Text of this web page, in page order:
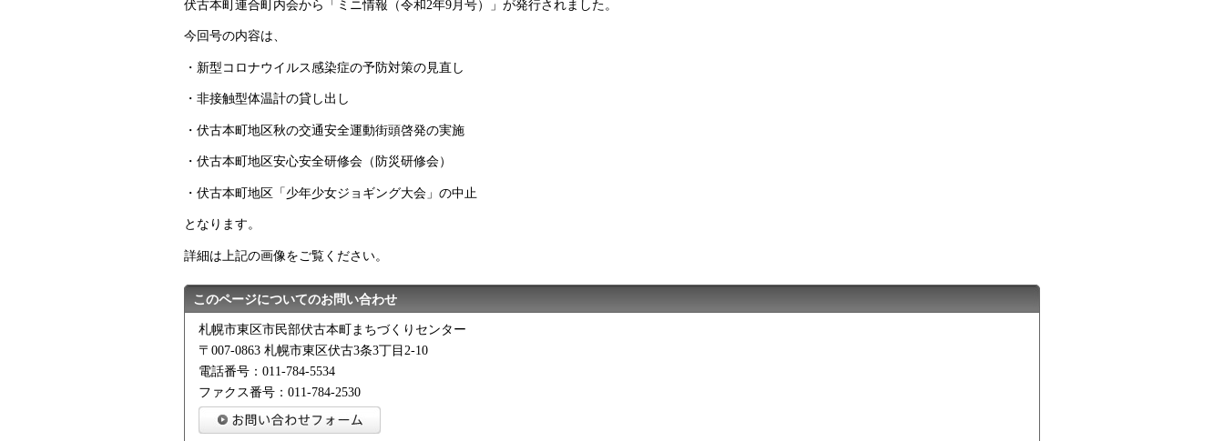
伏古本町連合町内会から「ミニ情報（令和2年9月号）」が発行されました。
今回号の内容は、
・新型コロナウイルス感染症の予防対策の見直し
・非接触型体温計の貸し出し
・伏古本町地区秋の交通安全運動街頭啓発の実施
・伏古本町地区安心安全研修会（防災研修会）
・伏古本町地区「少年少女ジョギング大会」の中止
となります。
詳細は上記の画像をご覧ください。
このページについてのお問い合わせ
札幌市東区市民部伏古本町まちづくりセンター
〒007-0863 札幌市東区伏古3条3丁目2-10
電話番号：011-784-5534
ファクス番号：011-784-2530